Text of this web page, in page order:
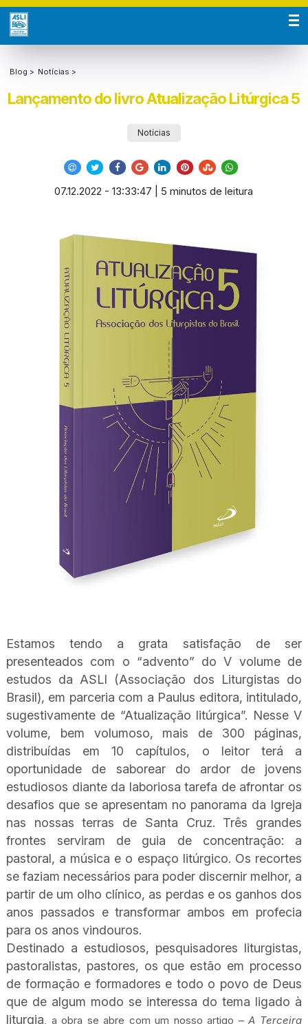
Blog > Notícias >
Lançamento do livro Atualização Litúrgica 5
Notícias
07.12.2022 - 13:33:47 | 5 minutos de leitura
Estamos tendo a grata satisfação de ser
presenteados com o “advento” do V volume de
estudos da ASLI (Associação dos Liturgistas do
Brasil), em parceria com a Paulus editora, intitulado,
sugestivamente de “Atualização litúrgica”. Nesse V
volume, bem volumoso, mais de 300 páginas,
distribuídas em 10 capítulos, o leitor terá a
oportunidade de saborear do ardor de jovens
estudiosos diante da laboriosa tarefa de afrontar os
desafios que se apresentam no panorama da Igreja
nas nossas terras de Santa Cruz. Três grandes
frontes serviram de guia de concentração: a
pastoral, a música e o espaço litúrgico. Os recortes
se faziam necessários para poder discernir melhor, a
partir de um olho clínico, as perdas e os ganhos dos
anos passados e transformar ambos em profecia
para os anos vindouros.
Destinado a estudiosos, pesquisadores liturgistas,
pastoralistas, pastores, os que estão em processo
de formação e formadores e todo o povo de Deus
que de algum modo se interessa do tema ligado à
liturgia , a obra se abre com um nosso artigo –A Terceira